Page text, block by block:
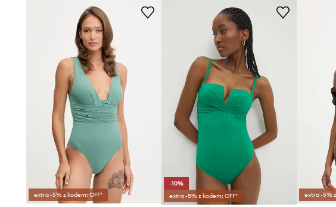
extra -5% z kodem: OFF*
-10%
extra -5% z kodem: OFF*
extra -5%